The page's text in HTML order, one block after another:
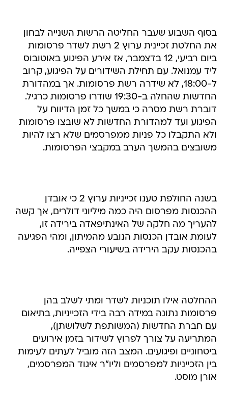
בסוף השבוע שעבר החליטה הרשות השנייה לבחון
את החלטת זכיינית ערוץ 2 רשת לשדר פרסומות
ביום רביעי, 12 בדצמבר, אז אירע הפיגוע באוטובוס
ליד עמנואל. עם תחילת השידורים על הפיגוע, קרוב
ל-18:00, לא שידרה רשת פרסומות. אך במהדורת
החדשות שהחלה ב-19:30 שודרו פרסומות כרגיל.
דוברת רשת מסרה כי במשך כל זמן הדיווח על
הפיגוע ועד למהדורת החדשות לא שובצו פרסומות
ולא התקבלו כל פניות ממפרסמים שלא רצו להיות
משובצים בהמשך הערב במקבצי הפרסומות.
בשנה החולפת טענו זכייניות ערוץ 2 כי אובדן
ההכנסות מפרסום היה כמה מיליוני דולרים, אך קשה
להעריך מה חלקה של האינתיפאדה בירידה זו,
לעומת אובדן הכנסות הנובע מהמיתון, ומהי הפגיעה
בהכנסות עקב הירידה בשיעורי הצפייה.
ההחלטה אילו תוכניות לשדר ומתי לשלב בהן
פרסומות נתונה במידה רבה בידי הזכייניות, בתיאום
עם חברת החדשות (המשותפת לשלושתן),
המתריעה על צורך לפרוץ לשידור בזמן אירועים
ביטחוניים ופיגועים. המצב הזה מוביל לעתים לעימות
בין הזכייניות למפרסמים וליו"ר איגוד המפרסמים,
אורן מוסט.